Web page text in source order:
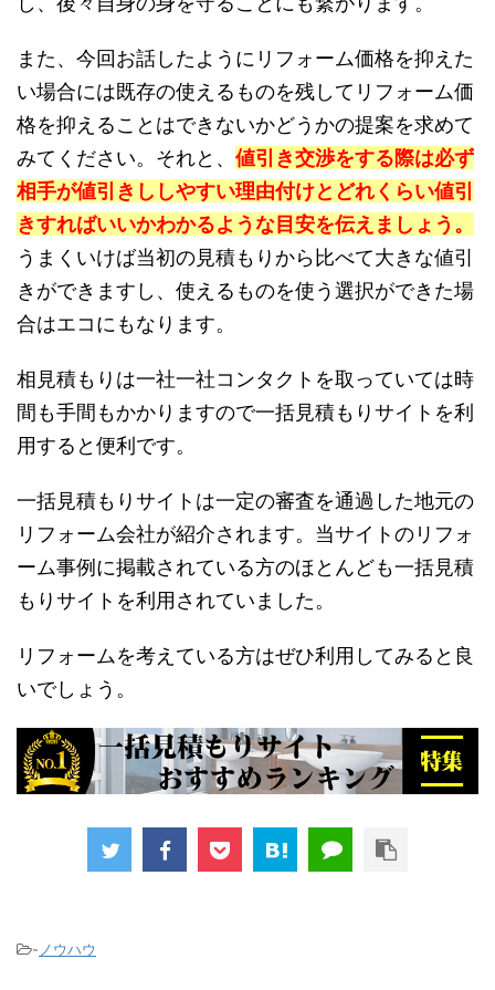
また、今回お話したようにリフォーム価格を抑えた
い場合には既存の使えるものを残してリフォーム価
格を抑えることはできないかどうかの提案を求めて
みてください。それと、 値引き交渉をする際は必ず
相手が値引きししやすい理由付けとどれくらい値引
きすればいいかわかるような目安を伝えましょう。
うまくいけば当初の見積もりから比べて大きな値引
きができますし、使えるものを使う選択ができた場
合はエコにもなります。
相見積もりは一社一社コンタクトを取っていては時
間も手間もかかりますので一括見積もりサイトを利
用すると便利です。
一括見積もりサイトは一定の審査を通過した地元の
リフォーム会社が紹介されます。当サイトのリフォ
ーム事例に掲載されている方のほとんども一括見積
もりサイトを利用されていました。
リフォームを考えている方はぜひ利用してみると良
いでしょう。
- ノウハウ